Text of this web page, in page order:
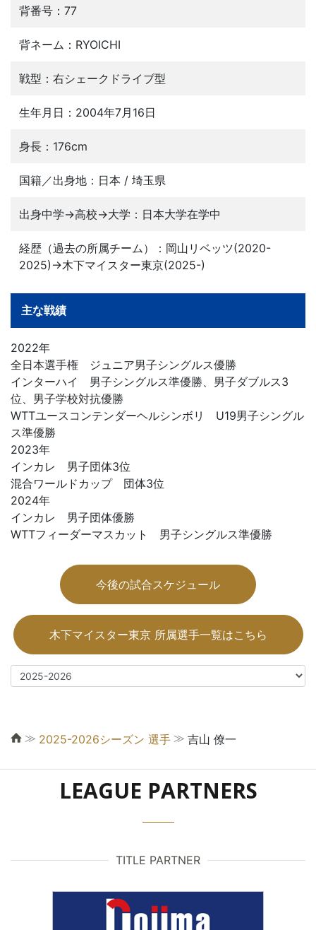
背番号：77
背ネーム：RYOICHI
戦型：右シェークドライブ型
生年月日：2004年7月16日
身長：176cm
国籍／出身地：日本 / 埼玉県
出身中学→高校→大学：日本大学在学中
経歴（過去の所属チーム）：岡山リベッツ(2020-
2025)→木下マイスター東京(2025-)
主な戦績
2022年
全日本選手権 ジュニア男子シングルス優勝
インターハイ 男子シングルス準優勝、男子ダブルス3
位、男子学校対抗優勝
WTTユースコンテンダーヘルシンボリ U19男子シングル
ス準優勝
2023年
インカレ 男子団体3位
混合ワールドカップ 団体3位
2024年
インカレ 男子団体優勝
WTTフィーダーマスカット 男子シングルス準優勝
今後の試合スケジュール
木下マイスター東京 所属選手一覧はこちら
≫ 2025-2026シーズン 選手 ≫ 吉山 僚一
LEAGUE PARTNERS
TITLE PARTNER